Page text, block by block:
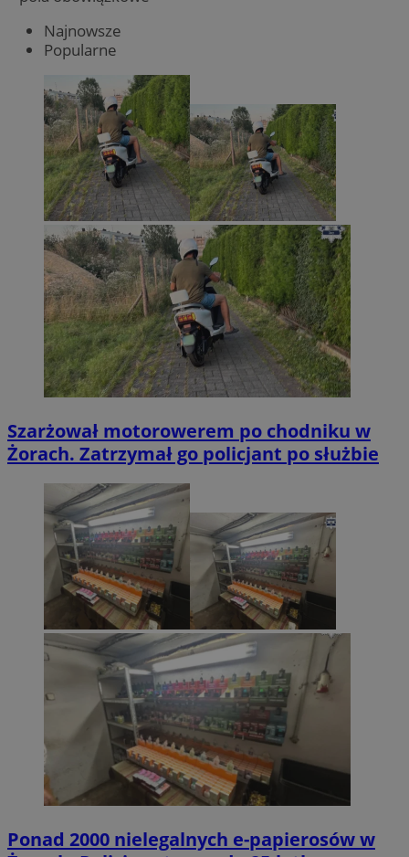
Najnowsze
Popularne
Szarżował motorowerem po chodniku w
Żorach. Zatrzymał go policjant po służbie
Ponad 2000 nielegalnych e-papierosów w